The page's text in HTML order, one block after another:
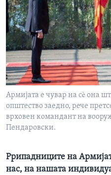
ИНТЕРВЈУА
Јазици
Армијата е чувар на сè она
општество заедно, рече
врховен командант на
Пендаровски.
Pрипадниците на
нас, на нашата